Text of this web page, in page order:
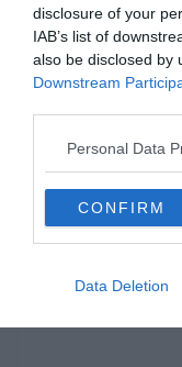
disclosure of your
IAB’s list of
also be disclosed by
Downstream
Personal Data
CONFIRM
Data Deletion